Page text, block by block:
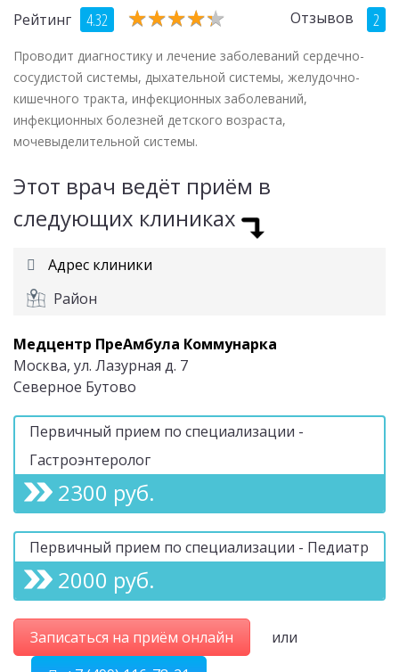
Рейтинг 4.32 ★★★★★
★★★★★ Отзывов 2
Проводит диагностику и лечение заболеваний сердечно-
сосудистой системы, дыхательной системы, желудочно-
кишечного тракта, инфекционных заболеваний,
инфекционных болезней детского возраста,
мочевыделительной системы.
Этот врач ведёт приём в
следующих клиниках
Адрес клиники
Район
Медцентр ПреАмбула Коммунарка
Москва, ул. Лазурная д. 7
Северное Бутово
Первичный прием по специализации -
Гастроэнтеролог
2300 руб.
Первичный прием по специализации - Педиатр
2000 руб.
Записаться на приём онлайн
или